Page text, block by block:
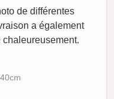
de différentes
a également